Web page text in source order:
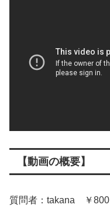
【動画の概要】
質問者：takana ￥800